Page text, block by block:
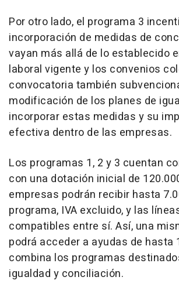
Por otro lado, el programa 3
incorporación de medidas de
vayan más allá de lo establecido
laboral vigente y los convenios
convocatoria también
modificación de los planes de
incorporar estas medidas y su
efectiva dentro de las empresas.
Los programas 1, 2 y 3 cuentan
con una dotación inicial de
empresas podrán recibir hasta
programa, IVA excluido, y las
compatibles entre sí. Así, una
podrá acceder a ayudas de hasta
combina los programas
igualdad y conciliación.